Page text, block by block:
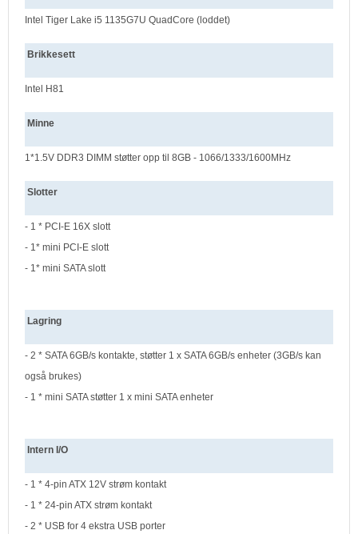
Intel Tiger Lake i5 1135G7U QuadCore (loddet)
Brikkesett
Intel H81
Minne
1*1.5V DDR3 DIMM støtter opp til 8GB - 1066/1333/1600MHz
Slotter
- 1 * PCI-E 16X slott
- 1* mini PCI-E slott
- 1* mini SATA slott
Lagring
- 2 * SATA 6GB/s kontakte, støtter 1 x SATA 6GB/s enheter (3GB/s kan
også brukes)
- 1 * mini SATA støtter 1 x mini SATA enheter
Intern I/O
- 1 * 4-pin ATX 12V strøm kontakt
- 1 * 24-pin ATX strøm kontakt
- 2 * USB for 4 ekstra USB porter